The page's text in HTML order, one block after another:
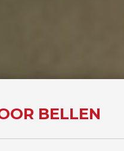
BELLEN